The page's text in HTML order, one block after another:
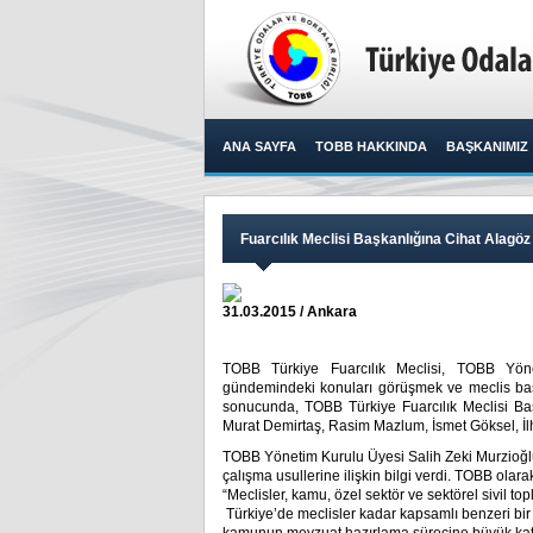
ANA SAYFA TOBB HAKKINDA BAŞKANIMIZ
Fuarcılık Meclisi Başkanlığına Cihat
31.03.2015 / Ankara
TOBB Türkiye Fuarcılık Meclisi, TOBB
gündemindeki konuları görüşmek ve meclis
sonucunda, TOBB Türkiye Fuarcılık Meclisi
Murat Demirtaş, Rasim Mazlum, İsmet Göksel,
TOBB Yönetim Kurulu Üyesi Salih Zeki
çalışma usullerine ilişkin bilgi verdi. TOBB
“Meclisler, kamu, özel sektör ve sektörel sivil
Türkiye’de meclisler kadar kapsamlı benzeri